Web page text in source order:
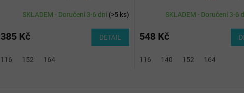
SKLADEM - Doručení 3-6 dní(>5 ks)
385 Kč DETAIL
116 152 164
SKLADEM - Doručení 3-6
548 Kč
116 140 152 164